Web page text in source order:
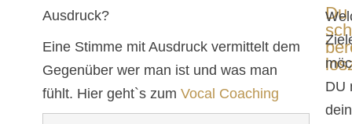
Ausdruck?
Eine Stimme mit Ausdruck vermittelt dem
Gegenüber wer man ist und was man
fühlt. Hier geht`s zum Vocal Coaching
Du
DU